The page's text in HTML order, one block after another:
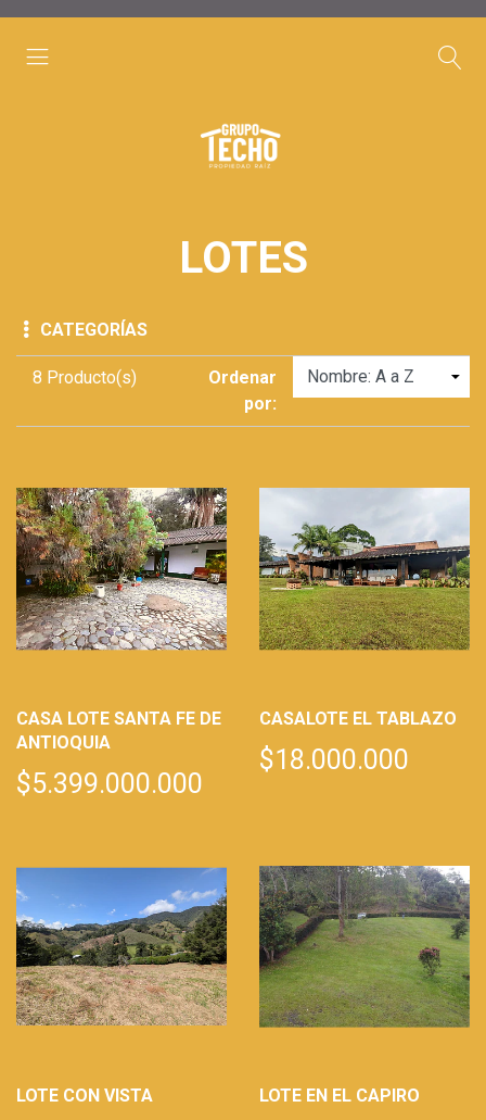
LOTES
CATEGORÍAS
8 Producto(s)
Ordenar
por:
CASA LOTE SANTA FE DE
ANTIOQUIA
$5.399.000.000
CASALOTE EL TABLAZO
$18.000.000
LOTE CON VISTA LOTE EN EL CAPIRO